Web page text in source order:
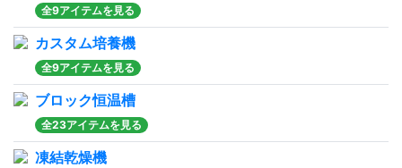
全9アイテムを見る
カスタム培養機
全9アイテムを見る
ブロック恒温槽
全23アイテムを見る
凍結乾燥機